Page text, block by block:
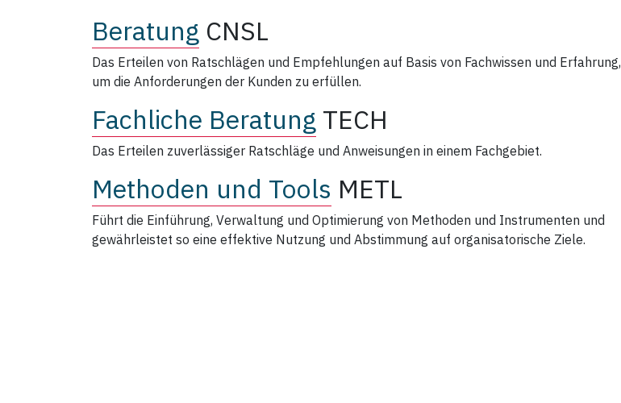
Beratung CNSL
Das Erteilen von Ratschlägen und Empfehlungen auf Basis von Fachwissen und Erfahrung,
um die Anforderungen der Kunden zu erfüllen.
Fachliche Beratung TECH
Das Erteilen zuverlässiger Ratschläge und Anweisungen in einem Fachgebiet.
Methoden und Tools METL
Führt die Einführung, Verwaltung und Optimierung von Methoden und Instrumenten und
gewährleistet so eine effektive Nutzung und Abstimmung auf organisatorische Ziele.